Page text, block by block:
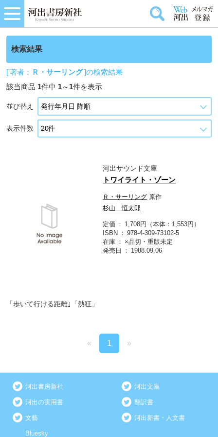
検索結果
[ 著者： Ｒ・サーリング]の検索結果
該当商品 1件中 1～ 1件を表示
並び替え
表示件数
河出サウンド文庫
トワイライト・ゾーン
Ｒ・サーリング 原作
杉山 恒太郎
定価
1,708円（本体：1,553円）
ISBN
978-4-309-73102-5
在庫
×品切・重版未定
発売日
1988.09.06
「歩いて行ける距離｣「熱狂」
« 1 »
河出書房新社 河出文庫
河出の実用書 翻訳書
文藝 河出新書・人文書
Bluesky